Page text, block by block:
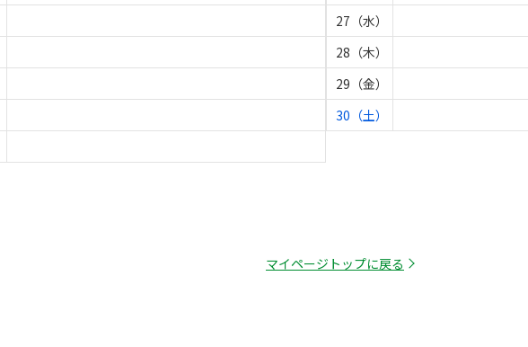
27（水）
28（木）
29（金）
30（土）
マイページトップに戻る